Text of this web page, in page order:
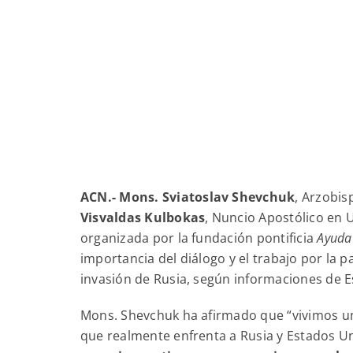
ACN.- Mons. Sviatoslav Shevchuk,
Visvaldas Kulbokas, Nuncio Apostólico en
organizada por la fundación pontificia
importancia del diálogo y el trabajo por la
invasión de Rusia, según informaciones de
Mons. Shevchuk ha afirmado que “vivimos
que realmente enfrenta a Rusia y Estados